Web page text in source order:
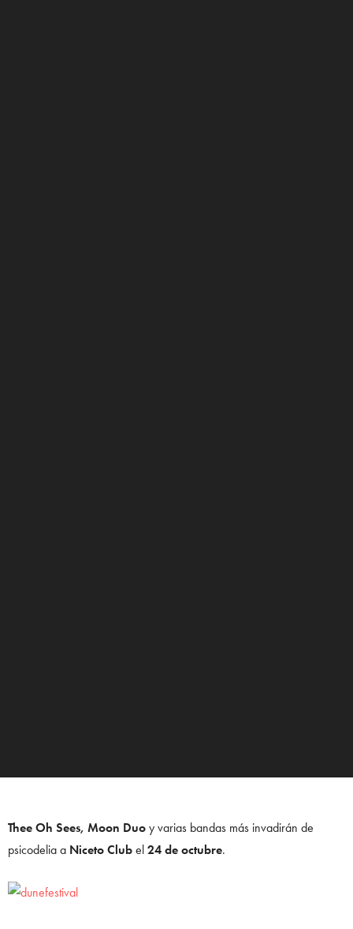
Thee Oh Sees, Moon Duoy varias bandas más invadirán de
psicodelia a Niceto Clubel24 de octubre.